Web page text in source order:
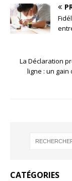
La Déclaration
ligne : un gain
CATÉGORIES